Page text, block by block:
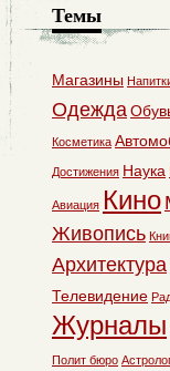
Темы
Магазины
Одежда
Косметика
Достижения Наука
Авиация Кино
Живопись
Архитектура
Телевидение
Журналы
Полит бюро